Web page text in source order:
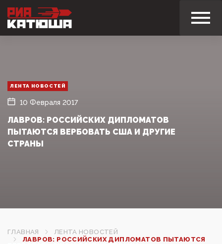
ЛЕНТА НОВОСТЕЙ
10 Февраля 2017
ЛАВРОВ: РОССИЙСКИХ ДИПЛОМАТОВ
ПЫТАЮТСЯ ВЕРБОВАТЬ США И ДРУГИЕ
СТРАНЫ
ГЛАВНАЯ
ЛЕНТА НОВОСТЕЙ
ЛАВРОВ: РОССИЙСКИХ ДИПЛОМАТОВ ПЫТАЮТСЯ